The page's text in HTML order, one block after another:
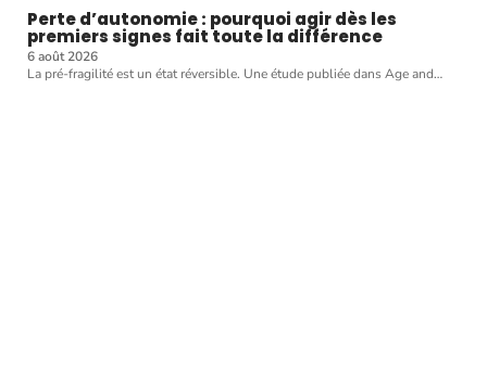
Perte d’autonomie : pourquoi agir dès les
premiers signes fait toute la différence
6 août 2026
La pré-fragilité est un état réversible. Une étude publiée dans Age and…